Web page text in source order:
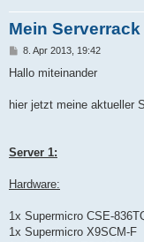
Mein Serverrack
B
i
a
8. Apr 2013, 19:42
Hallo miteinander
hier jetzt meine aktueller
Server 1:
Hardware:
1x Supermicro CSE-
1x Supermicro X9SCM-F